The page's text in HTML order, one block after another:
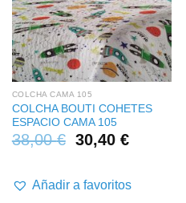
COLCHA CAMA 105
COLCHA BOUTI COHETES
ESPACIO CAMA 105
38,00€ 30,40 €
Añadir a favoritos